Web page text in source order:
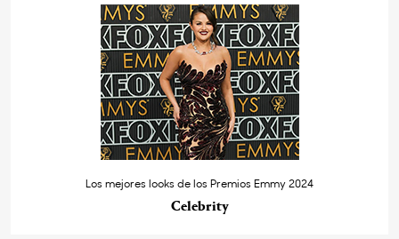
Los mejores looks de los Premios Emmy 2024
Celebrity